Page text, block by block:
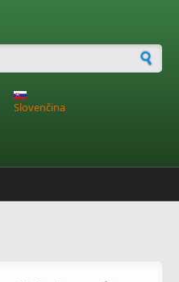
Slovenčina